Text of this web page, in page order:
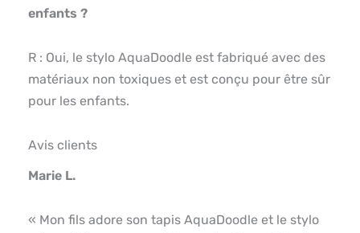
enfants ?
R : Oui, le stylo AquaDoodle est fabriqué avec des
matériaux non toxiques et est conçu pour être sûr
pour les enfants.
Avis clients
Marie L.
« Mon fils adore son tapis AquaDoodle et le stylo